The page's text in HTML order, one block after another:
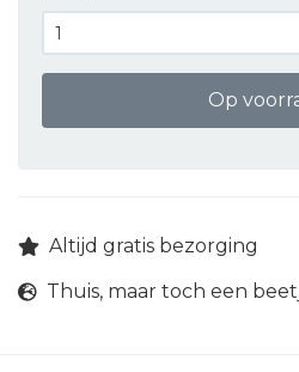
Op
Altijd gratis bezorging
Thuis, maar toch een